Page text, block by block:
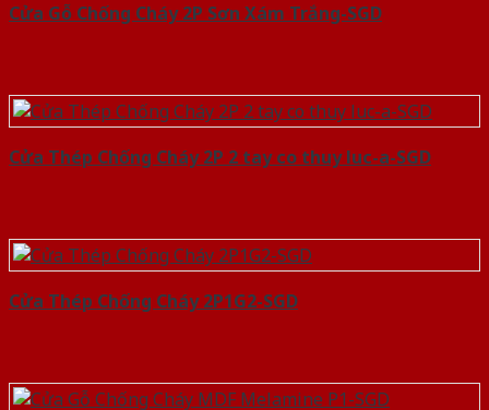
Cửa Gỗ Chống Cháy 2P Sơn Xám Trắng-SGD
Cửa Thép Chống Cháy 2P 2 tay co thuy luc-a-SGD
Cửa Thép Chống Cháy 2P1G2-SGD